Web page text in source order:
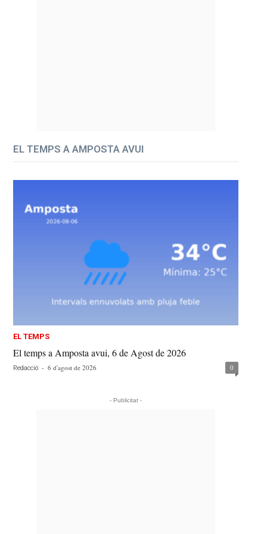
EL TEMPS A AMPOSTA AVUI
EL TEMPS
El temps a Amposta avui, 6 de Agost de 2026
Redacció - 6 d'agost de 2026 0
- Publicitat -